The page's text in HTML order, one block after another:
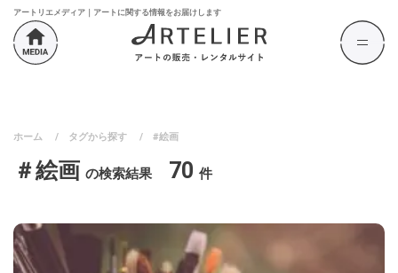
アートリエメディア｜アートに関する情報をお届けします
ホーム / タグから探す / #絵画
＃絵画 の検索結果 70 件